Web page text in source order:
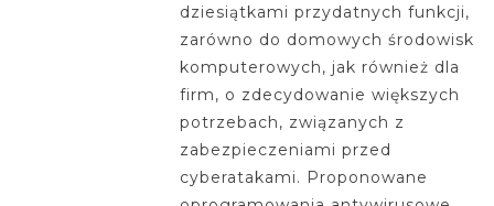
dziesiątkami przydatnych funkcji,
zarówno do domowych środowisk
komputerowych, jak również dla
firm, o zdecydowanie większych
potrzebach, związanych z
zabezpieczeniami przed
cyberatakami. Proponowane